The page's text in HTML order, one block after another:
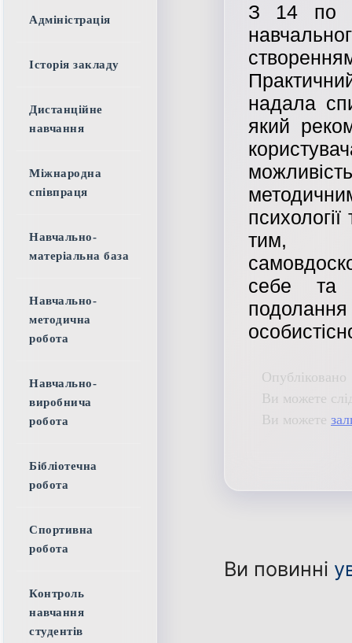
З 14 по
надала
який
тим,
себе та
Ви можете
Ви можете
Ви повинні
Адміністрація
Історія закладу
Дистанційне
навчання
Міжнародна
співпраця
Навчально-
матеріальна база
Навчально-
методична
робота
Навчально-
виробнича
робота
Бібліотечна
робота
Спортивна
робота
Контроль
навчання
студентів